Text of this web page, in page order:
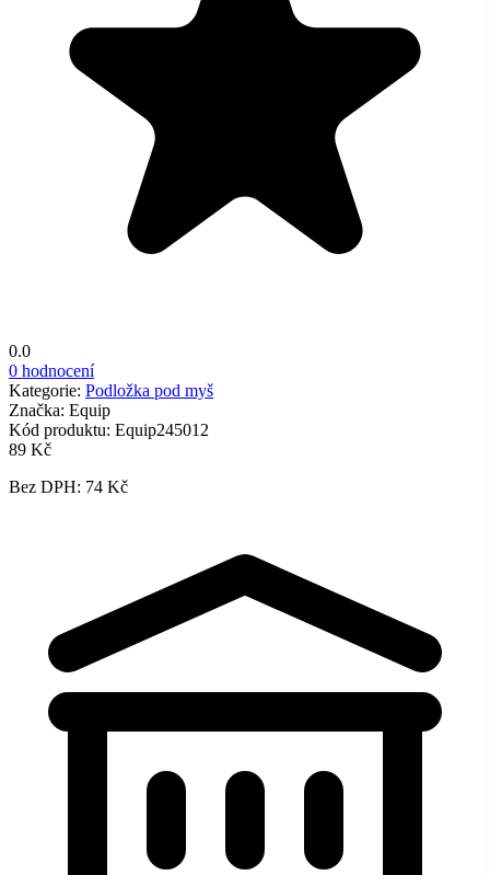
0.0
0 hodnocení
Kategorie: Podložka pod myš
Značka: Equip
Kód produktu: Equip245012
89 Kč
Bez DPH: 74 Kč